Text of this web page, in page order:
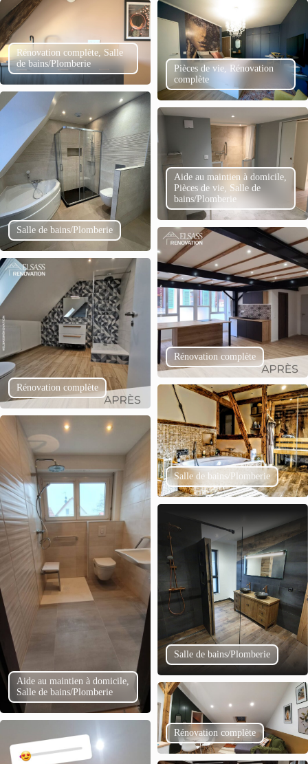
Rénovation complète, Salle
de bains/Plomberie
Pièces de vie, Rénovation
complète
Salle de bains/Plomberie
Aide au maintien à domicile,
Pièces de vie, Salle de
bains/Plomberie
Rénovation complète
Rénovation complète
Salle de bains/Plomberie
Aide au maintien à domicile,
Salle de bains/Plomberie
Salle de bains/Plomberie
Rénovation complète